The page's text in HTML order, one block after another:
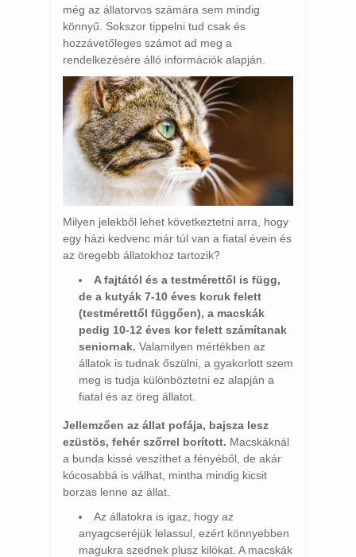
még az állatorvos számára sem mindig
könnyű. Sokszor tippelni tud csak és
hozzávetőleges számot ad meg a
rendelkezésére álló információk alapján.
Milyen jelekből lehet következtetni arra, hogy
egy házi kedvenc már túl van a fiatal évein és
az öregebb állatokhoz tartozik?
A fajtától és a testmérettől is függ,
de a kutyák 7-10 éves koruk felett
(testmérettől függően), a macskák
pedig 10-12 éves kor felett számítanak
seniornak. Valamilyen mértékben az
állatok is tudnak őszülni, a gyakorlott szem
meg is tudja különböztetni ez alapján a
fiatal és az öreg állatot.
Jellemzően az állat pofája, bajsza lesz
ezüstös, fehér szőrrel borított. Macskáknál
a bunda kissé veszíthet a fényéből, de akár
kócosabbá is válhat, mintha mindig kicsit
borzas lenne az állat.
Az állatokra is igaz, hogy az
anyagcseréjük lelassul, ezért könnyebben
magukra szednek plusz kilókat. A macskák